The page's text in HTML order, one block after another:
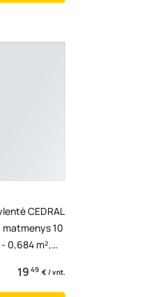
CEDRAL
10
0,684 m²,
19 49 € / vnt.